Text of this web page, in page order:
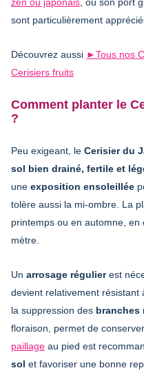
sont particulièrement
Découvrez aussi ►Tous nos
Cerisiers fruits
Comment planter le
?
Peu exigeant, le Cerisier du
sol bien drainé, fertile et
une exposition ensoleillée
tolère aussi la mi-ombre. La
printemps ou en automne, en
mètre.
Un arrosage régulierest
devient relativement résistant
la suppression des branches
floraison, permet de
paillage au pied est
sol et favoriser une bonne